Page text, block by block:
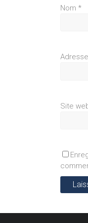
Nom *
Site